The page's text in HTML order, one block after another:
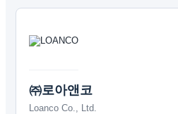
㈜로아앤코
Loanco Co., Ltd.